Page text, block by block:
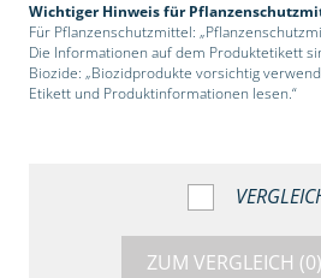
Wichtiger Hinweis für
Für Pflanzenschutzmittel:
Die Informationen auf dem Produktetikett
Biozide: „Biozidprodukte vorsichtig
Etikett und Produktinformationen lesen.“
ZUM VERGLEICH (0)